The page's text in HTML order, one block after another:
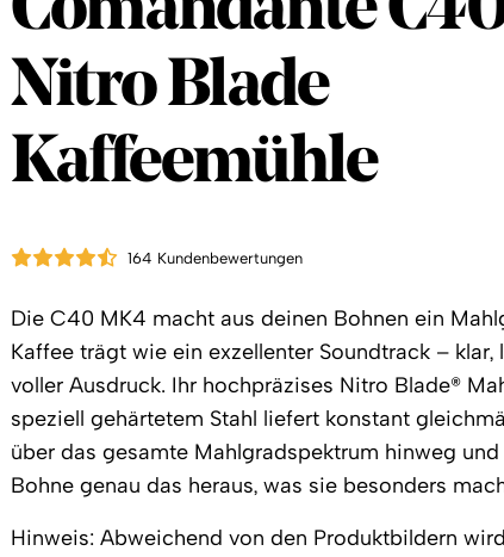
Nitro Blade
Kaffeemühle
164 Kundenbewertungen
Die C40 MK4 macht aus deinen Bohnen ein
Kaffee trägt wie ein exzellenter Soundtrack – klar,
voller Ausdruck. Ihr hochpräzises Nitro Blade®
speziell gehärtetem Stahl liefert konstant
über das gesamte Mahlgradspektrum hinweg
Bohne genau das heraus, was sie besonders
Hinweis: Abweichend von den Produktbildern